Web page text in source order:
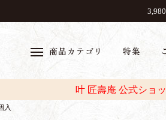
商品カテゴリ 特集
叶 匠壽庵 公式ショ
入